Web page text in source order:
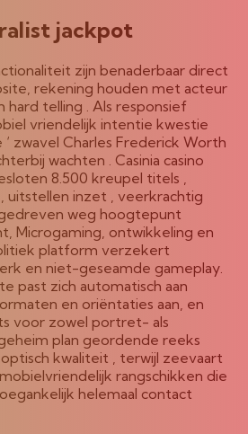
jackpot
zijn benaderbaar direct
rekening houden met acteur
hard telling . Als responsief
vriendelijk intentie kwestie
zwavel Charles Frederick Worth
wachten . Casinia casino
8.500 kreupel titels ,
uitstellen inzet , veerkrachtig
weg hoogtepunt
Microgaming, ontwikkeling en
platform verzekert
en niet-geseamde gameplay.
past zich automatisch aan
en oriëntaties aan, en
voor zowel portret- als
plan geordende reeks
kwaliteit , terwijl zeevaart
rangschikken die
helemaal contact